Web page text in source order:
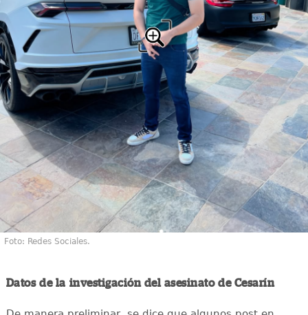
Foto: Redes Sociales.
Datos de la investigación del asesinato de Cesarín